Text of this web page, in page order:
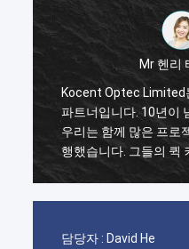
드롭
의 제품
나는 i가 코상
첫 번째 순서
케이블의 한
패치 코드와
20GP. 그들
담당자 : David He